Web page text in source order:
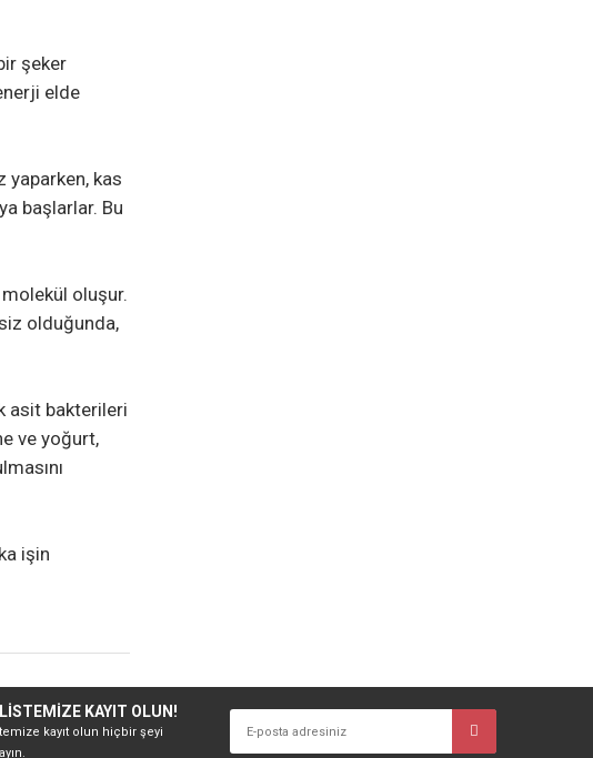
şeker
elde
yaparken, kas
başlarlar. Bu
oluşur.
olduğunda,
asit bakterileri
ve yoğurt,
işin
KAYIT OLUN!
kayıt olun hiçbir şeyi